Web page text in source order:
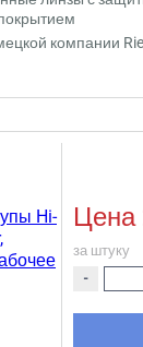
компании
Цена
за штуку
-